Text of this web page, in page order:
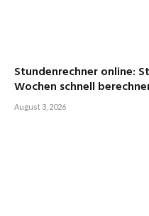
Stundenrechner online:
Wochen schnell
August 3, 2026